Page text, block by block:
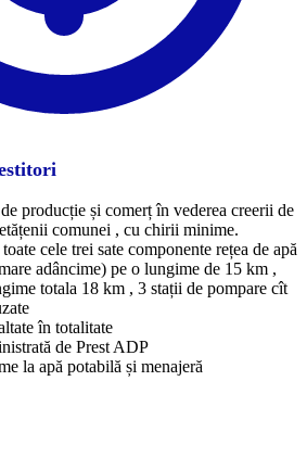
producție și comerț în vederea creerii de
comunei , cu chirii minime.
cele trei sate componente rețea de apă
adâncime) pe o lungime de 15 km ,
totala 18 km , 3 stații de pompare cît
în totalitate
de Prest ADP
la apă potabilă și menajeră